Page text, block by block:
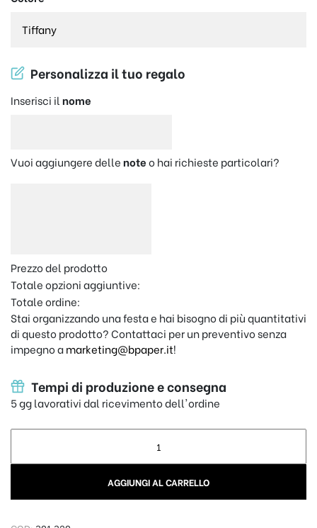
Personalizza il tuo regalo
Inserisci il nome
Vuoi aggiungere dellenoteo hai richieste particolari?
Prezzo del prodotto
Totale opzioni aggiuntive:
Totale ordine:
Stai organizzando una festa e hai bisogno di più quantitativi
di questo prodotto? Contattaci per un preventivo senza
impegno amarketing@bpaper.it!
Tempi di produzione e consegna
5 gg lavorativi dal ricevimento dell'ordine
AGGIUNGI AL CARRELLO